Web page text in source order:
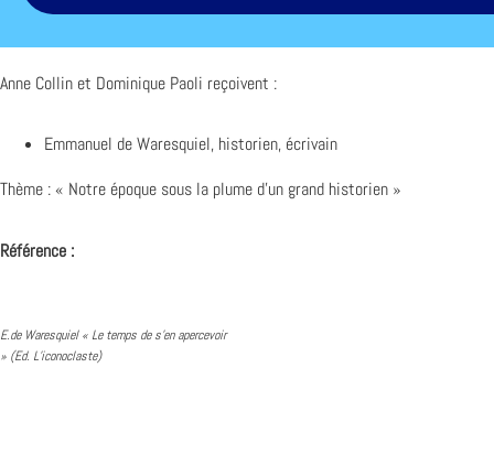
Anne Collin et Dominique Paoli reçoivent :
Emmanuel de Waresquiel, historien, écrivain
Thème : « Notre époque sous la plume d’un grand historien »
Référence :
E.de Waresquiel « Le temps de s’en apercevoir
» (Ed. L’iconoclaste)